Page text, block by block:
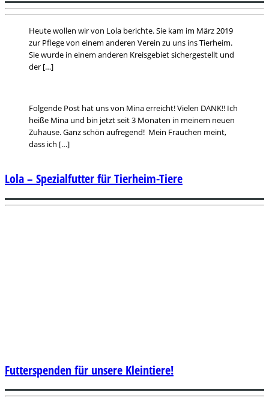
Folgende Post hat uns von Mina erreicht! Vielen DANK!! Ich
heiße Mina und bin jetzt seit 3 Monaten in meinem neuen
Zuhause. Ganz schön aufregend! Mein Frauchen meint,
dass ich […]
Heute wollen wir von Lola berichte. Sie kam im März 2019
zur Pflege von einem anderen Verein zu uns ins Tierheim.
Sie wurde in einem anderen Kreisgebiet sichergestellt und
der […]
Lola – Spezialfutter für Tierheim-Tiere
Futterspenden für unsere Kleintiere!